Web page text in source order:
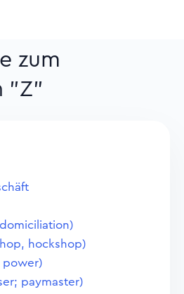
zum
"Z"
hockshop)
power)
paymaster)